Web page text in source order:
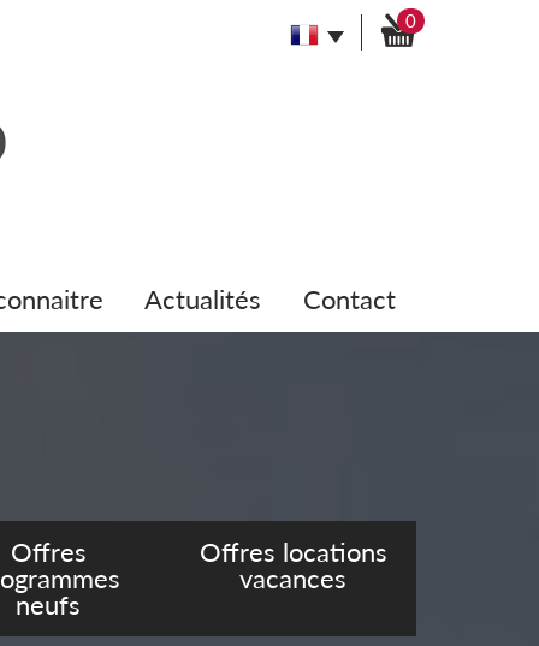
0
actualités contact
Offres
neufs
Offres locations
vacances